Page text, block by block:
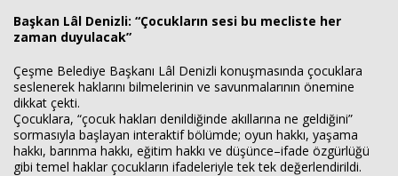
Başkan Lâl Denizli: “Çocukların sesi bu mecliste her
zaman duyulacak”
Çeşme Belediye Başkanı Lâl Denizli konuşmasında çocuklara
seslenerek haklarını bilmelerinin ve savunmalarının önemine
dikkat çekti.
Çocuklara, “çocuk hakları denildiğinde akıllarına ne geldiğini”
sormasıyla başlayan interaktif bölümde; oyun hakkı, yaşama
hakkı, barınma hakkı, eğitim hakkı ve düşünce–ifade özgürlüğü
gibi temel haklar çocukların ifadeleriyle tek tek değerlendirildi.